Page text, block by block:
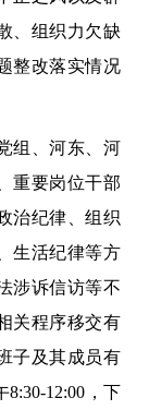
、组织力欠缺
整改落实情况
组、河东、河
重要岗位干部
治纪律、组织
生活纪律等方
涉诉信访等不
关程序移交有
子及其成员有
8:30-12:00 ，下